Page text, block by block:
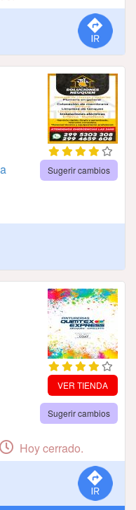
Sugerir cambios
VER TIENDA
Sugerir cambios
Hoy cerrado.